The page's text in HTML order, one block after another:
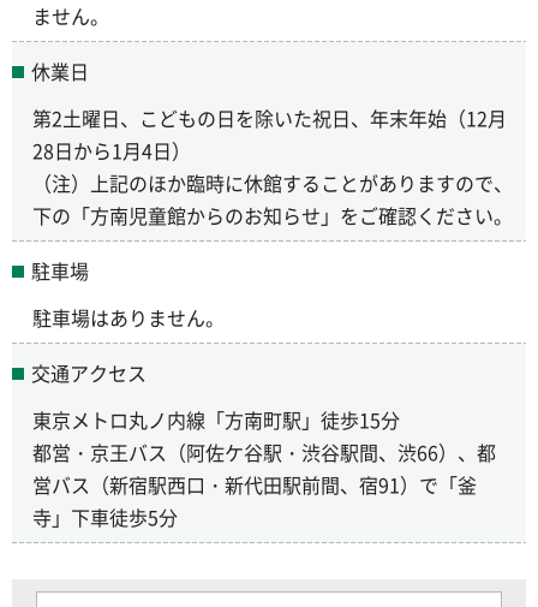
ません。
休業日
第2土曜日、こどもの日を除いた祝日、年末年始（12月
28日から1月4日）
（注）上記のほか臨時に休館することがありますので、
下の「方南児童館からのお知らせ」をご確認ください。
駐車場
駐車場はありません。
交通アクセス
東京メトロ丸ノ内線「方南町駅」徒歩15分
都営・京王バス（阿佐ケ谷駅・渋谷駅間、渋66）、都
営バス（新宿駅西口・新代田駅前間、宿91）で「釜
寺」下車徒歩5分